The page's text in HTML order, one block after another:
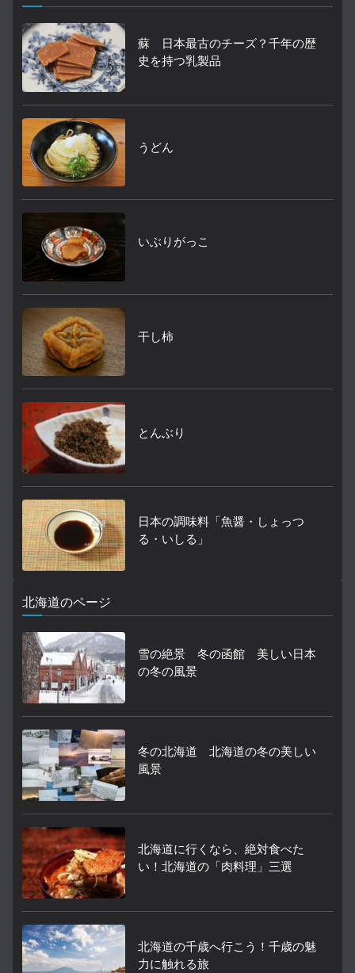
蘇 日本最古のチーズ？千年の歴
史を持つ乳製品
うどん
いぶりがっこ
干し柿
とんぶり
日本の調味料「魚醤・しょっつ
る・いしる」
北海道のページ
雪の絶景 冬の函館 美しい日本
の冬の風景
冬の北海道 北海道の冬の美しい
風景
北海道に行くなら、絶対食べた
い！北海道の「肉料理」三選
北海道の千歳へ行こう！千歳の魅
力に触れる旅